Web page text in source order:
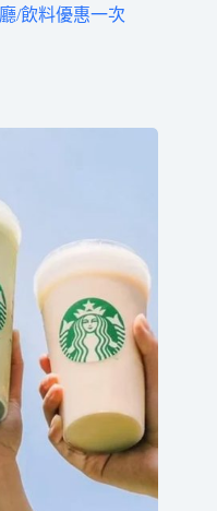
/飲料優惠一次